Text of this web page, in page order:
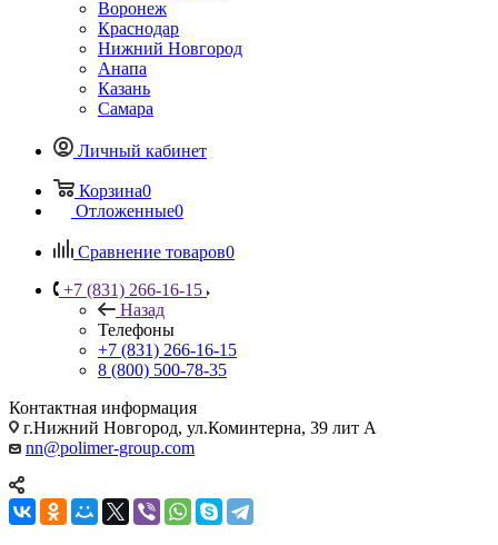
Воронеж
Краснодар
Нижний Новгород
Анапа
Казань
Самара
Личный кабинет
Корзина0
Отложенные0
Сравнение товаров0
+7 (831) 266-16-15
Назад
Телефоны
+7 (831) 266-16-15
8 (800) 500-78-35
Контактная информация
г.Нижний Новгород, ул.Коминтерна, 39 лит А
nn@polimer-group.com